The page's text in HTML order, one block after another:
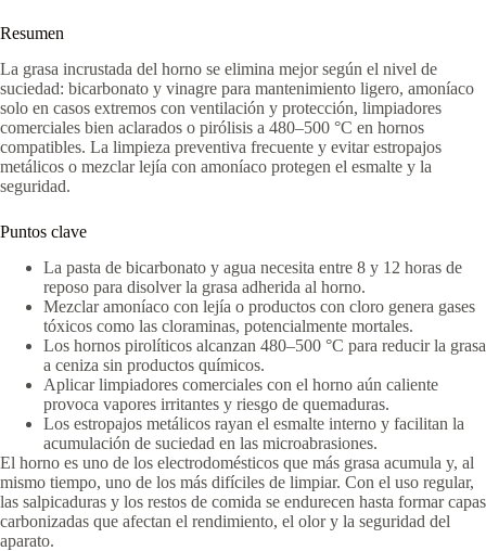
Resumen
La grasa incrustada del horno se elimina mejor según el nivel de
suciedad: bicarbonato y vinagre para mantenimiento ligero, amoníaco
solo en casos extremos con ventilación y protección, limpiadores
comerciales bien aclarados o pirólisis a 480–500 °C en hornos
compatibles. La limpieza preventiva frecuente y evitar estropajos
metálicos o mezclar lejía con amoníaco protegen el esmalte y la
seguridad.
Puntos clave
La pasta de bicarbonato y agua necesita entre 8 y 12 horas de
reposo para disolver la grasa adherida al horno.
Mezclar amoníaco con lejía o productos con cloro genera gases
tóxicos como las cloraminas, potencialmente mortales.
Los hornos pirolíticos alcanzan 480–500 °C para reducir la grasa
a ceniza sin productos químicos.
Aplicar limpiadores comerciales con el horno aún caliente
provoca vapores irritantes y riesgo de quemaduras.
Los estropajos metálicos rayan el esmalte interno y facilitan la
acumulación de suciedad en las microabrasiones.
El horno es uno de los electrodomésticos que más grasa acumula y, al
mismo tiempo, uno de los más difíciles de limpiar. Con el uso regular,
las salpicaduras y los restos de comida se endurecen hasta formar capas
carbonizadas que afectan el rendimiento, el olor y la seguridad del
aparato.